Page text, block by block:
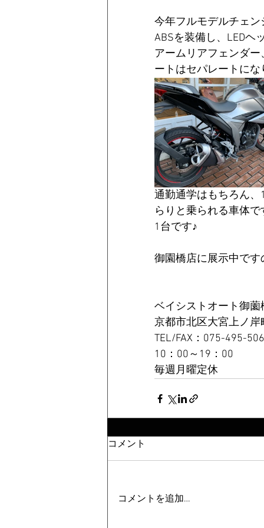
今年フルモデルチェン
ABSを装備し、LEDヘ
アームリアフェンダ
ートはセパレートにな
通勤通学はもちろん
らりと乗られる車体
1台です♪
御園橋店に展示中です
ベイシストオート御薗
京都市北区大宮上ノ岸
TEL/FAX：075-495-
10：00～19：00
毎週月曜定休
コメント
コメントを追加…